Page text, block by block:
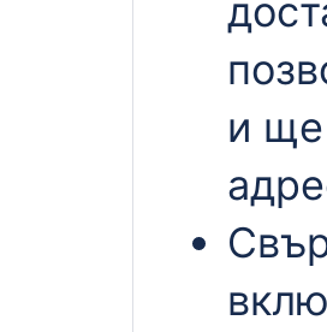
и ще